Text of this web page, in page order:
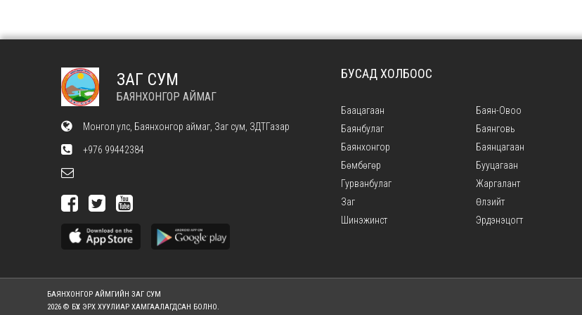
ЗАГ СУМ
БАЯНХОНГОР АЙМАГ
Монгол улс, Баянхонгор аймаг, Заг сум, ЗДТГазар
+976 99442384
БУСАД ХОЛБООС
Баацагаан Баян-Овоо
Баянбулаг
Баянговь
Баянхонгор
Баянцагаан
Бөмбөгөр
Бууцагаан
Гурванбулаг
Жаргалант
Заг
Өлзийт
Шинэжинст
Эрдэнэцогт
БАЯНХОНГОР АЙМГИЙН ЗАГ СУМ
2026 © БҮХ ЭРХ ХУУЛИАР ХАМГААЛАГДСАН БОЛНО.